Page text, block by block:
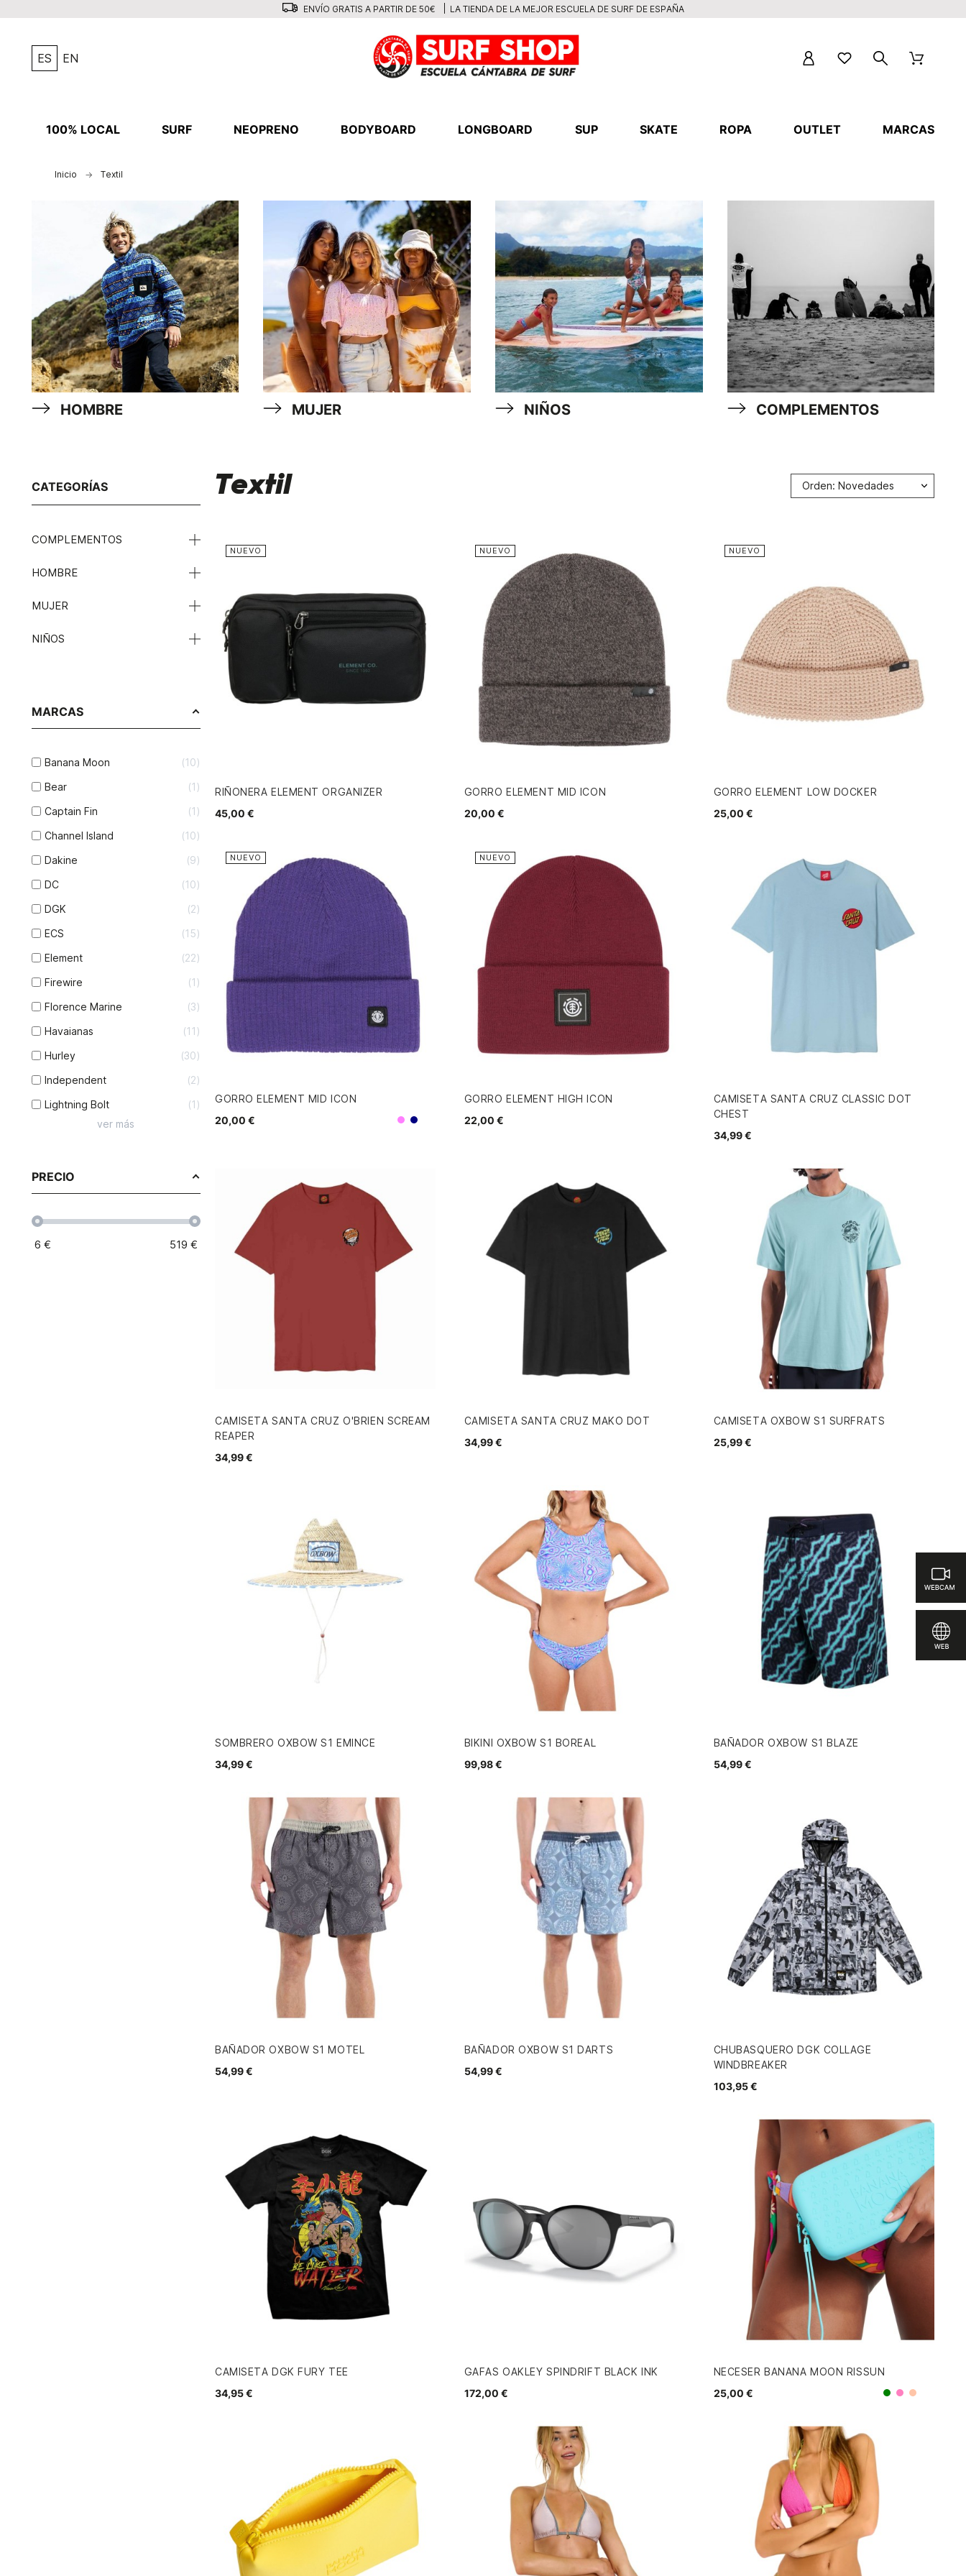
ENVÍO GRATIS A PARTIR DE 50€ LA TIENDA DE LA MEJOR ESCUELA DE SURF DE ESPAÑA
ES EN
100% LOCAL SURF NEOPRENO BODYBOARD LONGBOARD SUP SKATE ROPA OUTLET MARCAS
Inicio Textil
HOMBRE MUJER NIÑOS COMPLEMENTOS
CATEGORÍAS
COMPLEMENTOS
HOMBRE
MUJER
NIÑOS
MARCAS
Banana Moon
10
Bear
1
Captain Fin
1
Channel Island
10
Dakine
9
DC
10
DGK
2
ECS
15
Element
22
Firewire
1
Florence Marine
3
Havaianas
11
Hurley
30
Independent
2
Lightning Bolt
1
ver más
PRECIO
6 € 519 €
Textil Orden: Novedades
RIÑONERA ELEMENT ORGANIZER
45,00 €
NUEVO
GORRO ELEMENT MID ICON
20,00 €
NUEVO
GORRO ELEMENT LOW DOCKER
25,00 €
NUEVO
GORRO ELEMENT MID ICON
20,00 €
Morado
Navy
NUEVO
GORRO ELEMENT HIGH ICON
22,00 €
NUEVO
CAMISETA SANTA CRUZ CLASSIC DOT
CHEST
34,99 €
CAMISETA SANTA CRUZ O'BRIEN SCREAM
REAPER
34,99 €
CAMISETA SANTA CRUZ MAKO DOT
34,99 €
CAMISETA OXBOW S1 SURFRATS
25,99 €
SOMBRERO OXBOW S1 EMINCE
34,99 €
BIKINI OXBOW S1 BOREAL
99,98 €
BAÑADOR OXBOW S1 BLAZE
54,99 €
BAÑADOR OXBOW S1 MOTEL
54,99 €
BAÑADOR OXBOW S1 DARTS
54,99 €
CHUBASQUERO DGK COLLAGE
WINDBREAKER
103,95 €
CAMISETA DGK FURY TEE
34,95 €
GAFAS OAKLEY SPINDRIFT BLACK INK
172,00 €
NECESER BANANA MOON RISSUN
25,00 €
Verde
RosaCoral